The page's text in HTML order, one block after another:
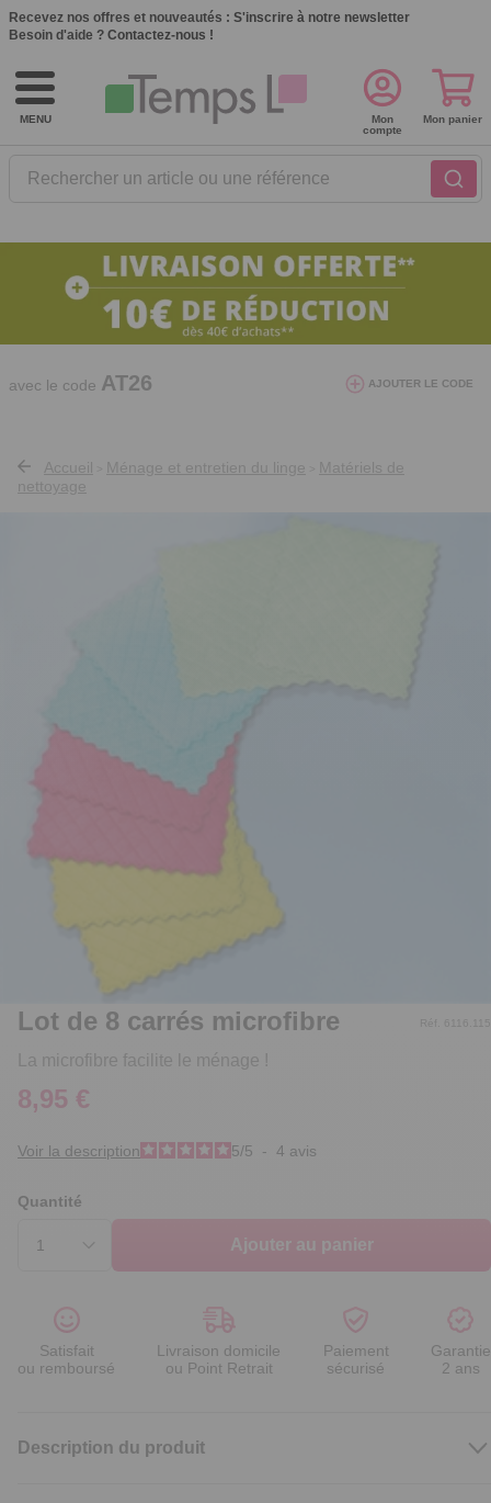
Recevez nos offres et nouveautés : S'inscrire à notre newsletter
Besoin d'aide ? Contactez-nous !
MENU
Rechercher un article ou une référence
Mon
compte
Mon panier
10€ de réduction dès 40€ d'achat. Offre
valable du 03/08/2026 au 12/08/2026.
avec le code AT26 AJOUTER LE CODE
Accueil Ménage et entretien du linge
Matériels de
nettoyage
Lot de 8 carrés microfibre
La microfibre facilite le ménage !
Réf. 6116.115
8,95 €
Voir la description 5/5 - 4 avis
Quantité
Ajouter au panier
Satisfait
ou remboursé
Livraison domicile
ou Point Retrait
Paiement
sécurisé
Garantie
2 ans
Description du produit